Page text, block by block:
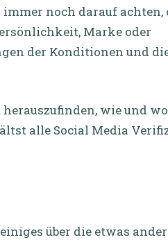
noch darauf achten,
Marke oder
der Konditionen und
wie und
alle Social Media
über die etwas